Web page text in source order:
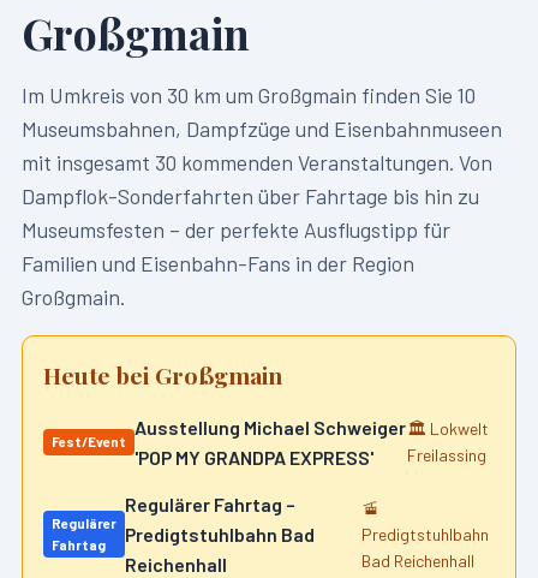
Großgmain
Im Umkreis von 30 km um Großgmain finden Sie 10
Museumsbahnen, Dampfzüge und Eisenbahnmuseen
mit insgesamt 30 kommenden Veranstaltungen. Von
Dampflok-Sonderfahrten über Fahrtage bis hin zu
Museumsfesten – der perfekte Ausflugstipp für
Familien und Eisenbahn-Fans in der Region
Großgmain.
Heute bei Großgmain
Fest/Event
Ausstellung Michael Schweiger
'POP MY GRANDPA EXPRESS'
🏛️ Lokwelt
Freilassing
Regulärer
Fahrtag
Regulärer Fahrtag –
Predigtstuhlbahn Bad
Reichenhall
🚡
Predigtstuhlbahn
Bad Reichenhall